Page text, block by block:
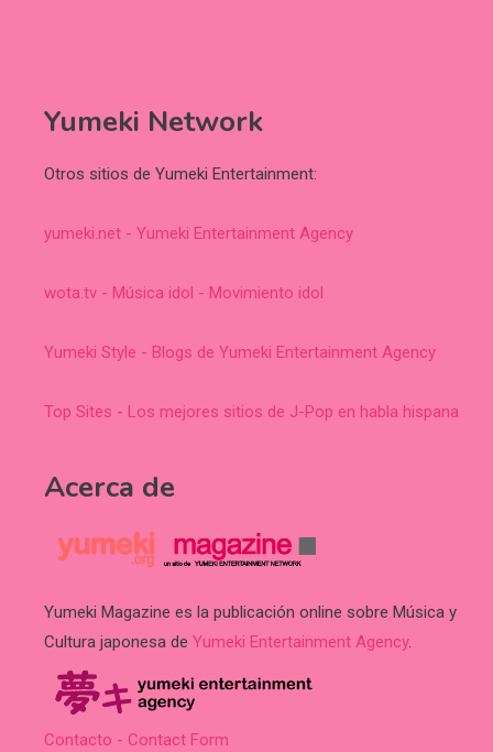
Yumeki Network
Otros sitios de Yumeki Entertainment:
yumeki.net - Yumeki Entertainment Agency
wota.tv - Música idol - Movimiento idol
Yumeki Style - Blogs de Yumeki Entertainment Agency
Top Sites - Los mejores sitios de J-Pop en habla hispana
Acerca de
Yumeki Magazine es la publicación online sobre Música y
Cultura japonesa de Yumeki Entertainment Agency.
Contacto - Contact Form